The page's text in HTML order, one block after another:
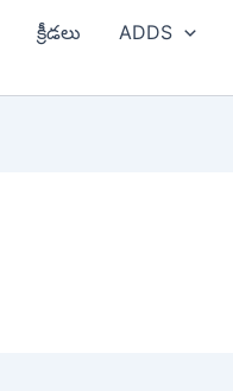
క్రీడలు ADDS